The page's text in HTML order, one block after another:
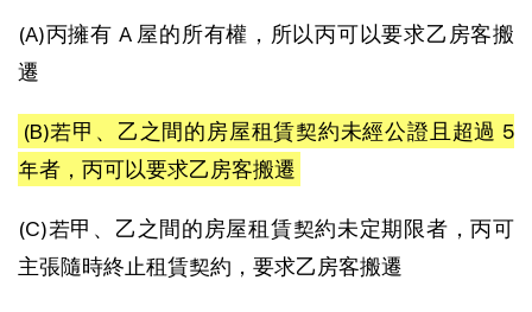
(A)丙擁有 A 屋的所有權，所以丙可以要求乙房客搬
遷
(B)若甲、乙之間的房屋租賃契約未經公證且超過 5
年者，丙可以要求乙房客搬遷
(C)若甲、乙之間的房屋租賃契約未定期限者，丙可
主張隨時終止租賃契約，要求乙房客搬遷